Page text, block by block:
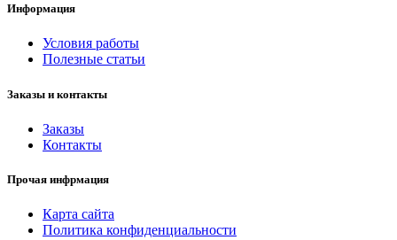
Информация
Условия работы
Полезные статьи
Заказы и контакты
Заказы
Контакты
Прочая инфрмация
Карта сайта
Политика конфиденциальности